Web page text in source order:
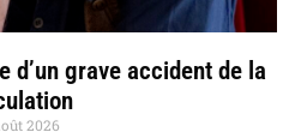
d’un grave accident de la
2026